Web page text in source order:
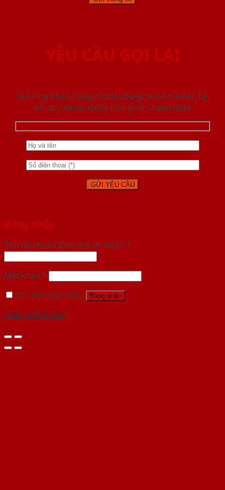
YÊU CẦU GỌI LẠI
Vui lòng nhập thông tin để chúng tôi có thể liên hệ
với quý khách trong thời gian nhanh nhất.
Đăng nhập
Tên tài khoản hoặc địa chỉ email *
Mật khẩu *
Ghi nhớ mật khẩu
Đăng nhập
Quên mật khẩu?